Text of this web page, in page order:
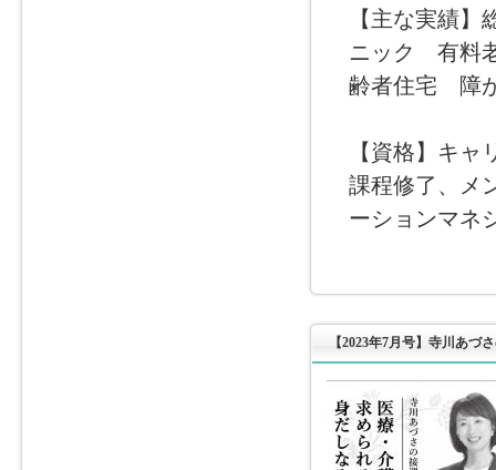
【主な実績
ニック 有料
齢者住宅 障
【資格】キ
課程修了、メ
ーションマネ
【2023年7月号】寺川あづ